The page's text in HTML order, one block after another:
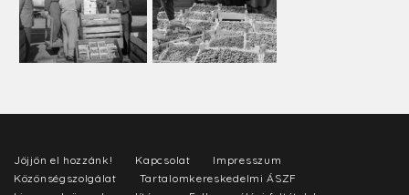
Jöjjön el hozzánk! Kapcsolat
Impresszum
Közönségszolgálat
Tartalomkereskedelmi ÁSZF